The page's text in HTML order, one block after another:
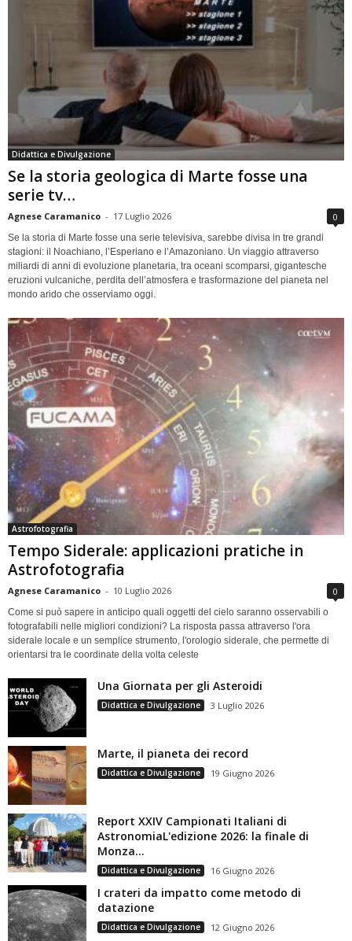
Didattica e Divulgazione
Se la storia geologica di Marte fosse una
serie tv…
Agnese Caramanico - 17 Luglio 2026 0
Se la storia di Marte fosse una serie televisiva, sarebbe divisa in tre grandi
stagioni: il Noachiano, l’Esperiano e l’Amazoniano. Un viaggio attraverso
miliardi di anni di evoluzione planetaria, tra oceani scomparsi, gigantesche
eruzioni vulcaniche, perdita dell’atmosfera e trasformazione del pianeta nel
mondo arido che osserviamo oggi.
Astrofotografia
Tempo Siderale: applicazioni pratiche in
Astrofotografia
Agnese Caramanico - 10 Luglio 2026 0
Come si può sapere in anticipo quali oggetti del cielo saranno osservabili o
fotografabili nelle migliori condizioni? La risposta passa attraverso l'ora
siderale locale e un semplice strumento, l'orologio siderale, che permette di
orientarsi tra le coordinate della volta celeste
Una Giornata per gli Asteroidi
Didattica e Divulgazione 3 Luglio 2026
Marte, il pianeta dei record
Didattica e Divulgazione 19 Giugno 2026
Report XXIV Campionati Italiani di
AstronomiaL'edizione 2026: la finale di
Monza...
Didattica e Divulgazione 16 Giugno 2026
I crateri da impatto come metodo di
datazione
Didattica e Divulgazione 12 Giugno 2026